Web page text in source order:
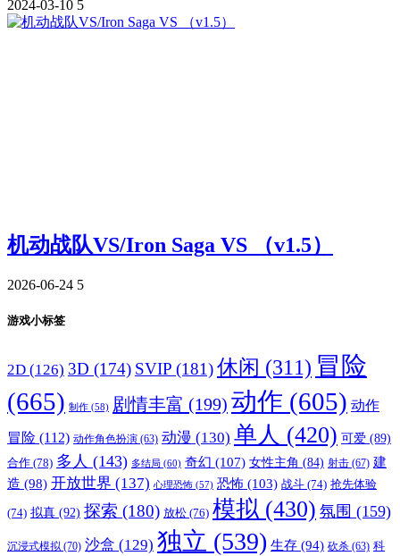
2024-03-10 5
机动战队VS/Iron Saga VS （v1.5）
2026-06-24 5
游戏小标签
2D (126) 3D (174) SVIP (181)休闲 (311) 冒险
(665) 制作 (58) 剧情丰富 (199) 动作 (605) 动作
冒险 (112) 动作角色扮演 (63) 动漫 (130) 单人 (420) 可爱 (89)
合作 (78) 多人 (143) 多结局 (60) 奇幻 (107) 女性主角 (84) 射击 (67) 建
造 (98) 开放世界 (137) 心理恐怖 (57) 恐怖 (103) 战斗 (74) 抢先体验
(74) 拟真 (92) 探索 (180) 放松 (76) 模拟 (430) 氛围 (159)
沉浸式模拟 (70) 沙盒 (129) 独立 (539) 生存 (94) 砍杀 (63) 科